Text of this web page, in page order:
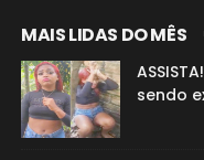
MAIS LIDAS DO MÊS
sendo